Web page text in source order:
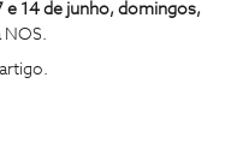
e 14 de junho, domingos,
NOS.